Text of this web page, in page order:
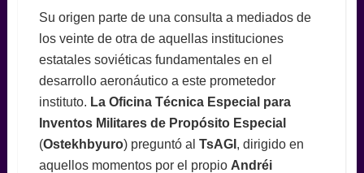
Su origen parte de una consulta a mediados de
los veinte de otra de aquellas instituciones
estatales soviéticas fundamentales en el
desarrollo aeronáutico a este prometedor
instituto. La Oficina Técnica Especial para
Inventos Militares de Propósito Especial
(Ostekhbyuro) preguntó al TsAGI , dirigido en
aquellos momentos por el propio Andréi